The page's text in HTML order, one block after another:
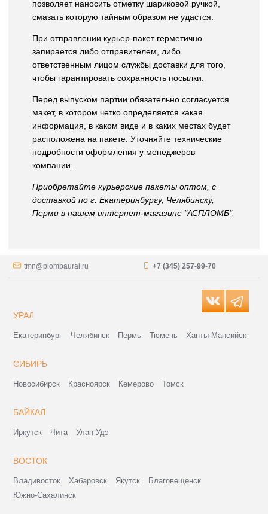
позволяет наносить отметку шариковой ручкой,
смазать которую тайным образом не удастся.
При отправлении курьер-пакет герметично
запирается либо отправителем, либо
ответственным лицом службы доставки для того,
чтобы гарантировать сохранность посылки.
Перед выпуском партии обязательно согласуется
макет, в котором четко определяется какая
информация, в каком виде и в каких местах будет
расположена на пакете. Уточняйте технические
подробности оформления у менеджеров
компании.
Приобретайте курьерские пакеты оптом, с
доставкой по г. Екатеринбургу, Челябинску,
Перми в нашем интернет-магазине "АСПЛОМБ".
tmn@plombaural.ru +7 (345) 257-99-70
УРАЛ
Екатеринбург Челябинск Пермь Тюмень Ханты-Мансийск
СИБИРЬ
Новосибирск Красноярск Кемерово Томск
БАЙКАЛ
Иркутск Чита Улан-Удэ
ВОСТОК
Владивосток Хабаровск Якутск
Благовещенск
Южно-Сахалинск